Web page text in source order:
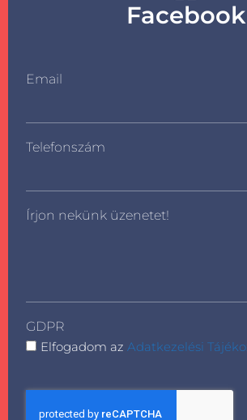
Facebook
Email
Telefonszám
Írjon nekünk üzenetet!
GDPR
Elfogadom azAdatkezelési